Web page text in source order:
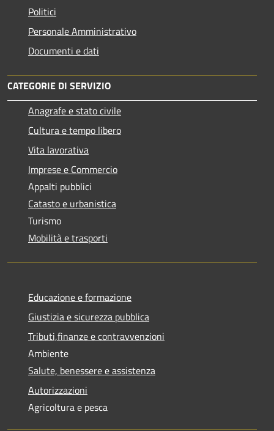
Politici
Personale Amministrativo
Documenti e dati
CATEGORIE DI SERVIZIO
Anagrafe e stato civile
Cultura e tempo libero
Vita lavorativa
Imprese e Commercio
Appalti pubblici
Catasto e urbanistica
Turismo
Mobilità e trasporti
Educazione e formazione
Giustizia e sicurezza pubblica
Tributi,finanze e contravvenzioni
Ambiente
Salute, benessere e assistenza
Autorizzazioni
Agricoltura e pesca